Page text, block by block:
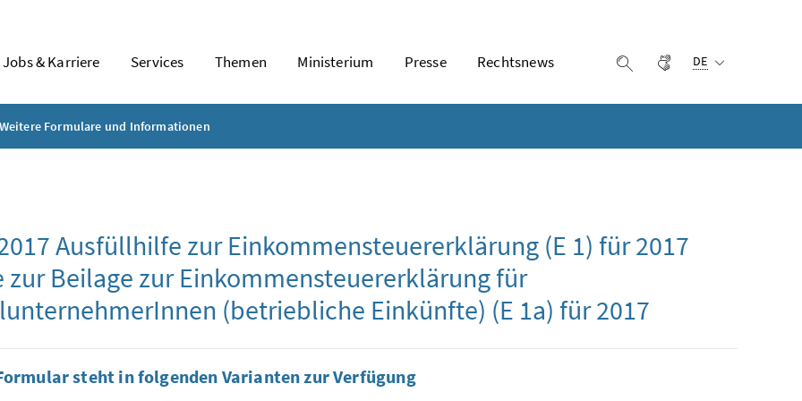
Jobs & Karriere Services Themen Ministerium Presse Rechtsnews Suche einblenden
Gebärdensprache
DE
Weitere Formulare und Informationen
Ausfüllhilfe zur Einkommensteuererklärung (E 1) für 2017
zur Beilage zur Einkommensteuererklärung für
(betriebliche Einkünfte) (E 1a) für 2017
steht in folgenden Varianten zur Verfügung